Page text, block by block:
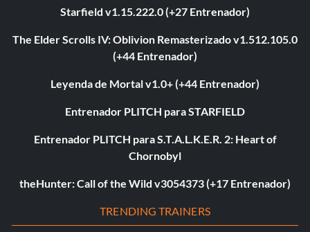
Starfield v1.15.222.0 (+27 Entrenador)
The Elder Scrolls IV: Oblivion Remasterizado v1.512.105.0
(+44 Entrenador)
Leyenda de Mortal v1.0+ (+44 Entrenador)
Entrenador PLITCH para STARFIELD
Entrenador PLITCH para S.T.A.L.K.E.R. 2: Heart of
Chornobyl
theHunter: Call of the Wild v3054373 (+17 Entrenador)
TRENDING TRAINERS